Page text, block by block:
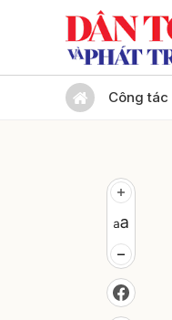
Công tác